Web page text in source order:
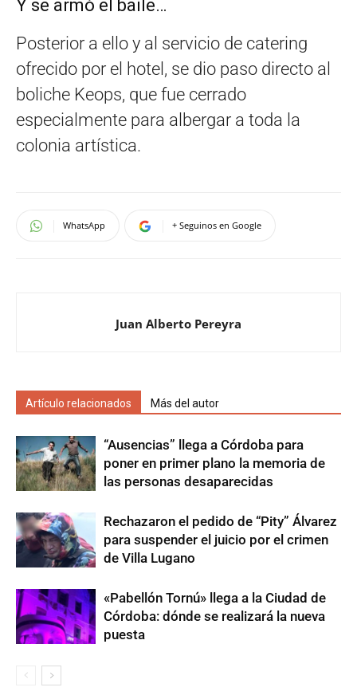
Y se armó el baile…
Posterior a ello y al servicio de catering
ofrecido por el hotel, se dio paso directo al
boliche Keops, que fue cerrado
especialmente para albergar a toda la
colonia artística.
WhatsApp + Seguinos en Google
Juan Alberto Pereyra
Artículo relacionados Más del autor
“Ausencias” llega a Córdoba para
poner en primer plano la memoria de
las personas desaparecidas
Rechazaron el pedido de “Pity” Álvarez
para suspender el juicio por el crimen
de Villa Lugano
«Pabellón Tornú» llega a la Ciudad de
Córdoba: dónde se realizará la nueva
puesta